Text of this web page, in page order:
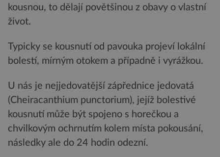
kousnou, to dělají povětšinou z obavy o vlastní
život.
Typicky se kousnutí od pavouka projeví lokální
bolestí, mírným otokem a případně i vyrážkou.
U nás je nejjedovatější zápřednice jedovatá
(Cheiracanthium punctorium), jejíž bolestivé
kousnutí může být spojeno s horečkou a
chvilkovým ochrnutím kolem místa pokousání,
následky ale do 24 hodin odezní.